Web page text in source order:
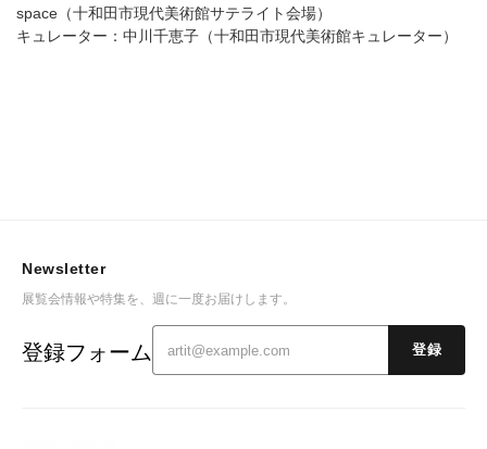
space（十和田市現代美術館サテライト会場）
キュレーター：中川千恵子（十和田市現代美術館キュレーター）
Newsletter
展覧会情報や特集を、週に一度お届けします。
登録フォーム 登録